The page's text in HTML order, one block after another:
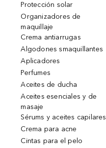
Protección solar
Organizadores de
maquillaje
Crema antiarrugas
Algodones smaquillantes
Aplicadores
Perfumes
Aceites de ducha
Aceites esenciales y de
masaje
Sérums y aceites capilares
Crema para acne
Cintas para el pelo